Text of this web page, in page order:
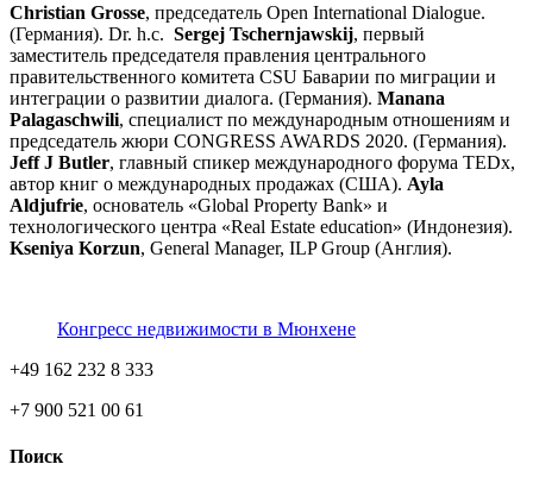
Christian Grosse, председатель Open International Dialogue.
(Германия). Dr. h.c. Sergej Tschernjawskij, первый
заместитель председателя правления центрального
правительственного комитета CSU Баварии по миграции и
интеграции о развитии диалога. (Германия). Manana
Palagaschwili, специалист по международным отношениям и
председатель жюри CONGRESS AWARDS 2020. (Германия).
Jeff J Butler, главный спикер международного форума TEDx,
автор книг о международных продажах (США). Ayla
Aldjufrie, основатель «Global Property Bank» и
технологического центра «Real Estate education» (Индонезия).
Kseniya Korzun, General Manager, ILP Group (Англия).
Конгресс недвижимости в Мюнхене
+49 162 232 8 333
+7 900 521 00 61
Поиск